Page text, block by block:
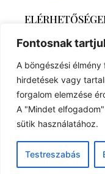
Fontosnak
A böngészési
hirdetések vagy
forgalom elemzése
A "Mindet
sütik használatához.
Testreszabás
Ábrahámtelek 511/A
+36 30 6259746
© 2023